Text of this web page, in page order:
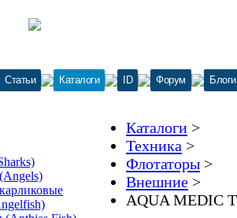
Статьи Каталоги ID Форум Блоги
Каталоги >
Техника >
Флотаторы >
Внешние >
AQUA MEDIC